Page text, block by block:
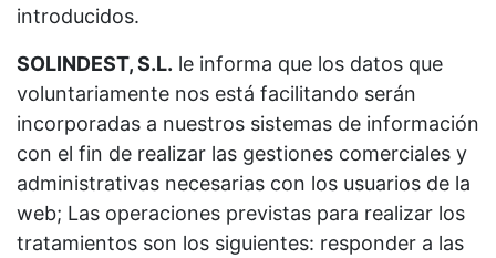
introducidos.
SOLINDEST, S.L. le informa que los datos que
voluntariamente nos está facilitando serán
incorporadas a nuestros sistemas de información
con el fin de realizar las gestiones comerciales y
administrativas necesarias con los usuarios de la
web; Las operaciones previstas para realizar los
tratamientos son los siguientes: responder a las